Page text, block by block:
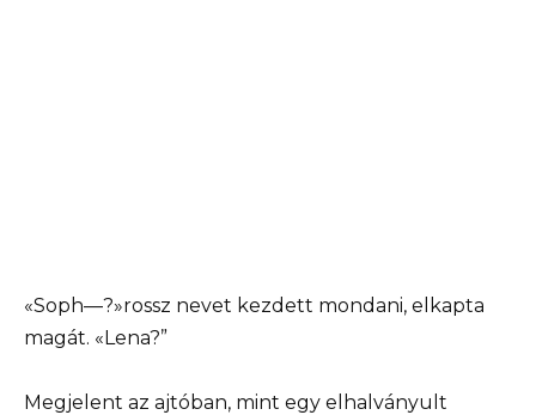
«Soph—?»rossz nevet kezdett mondani, elkapta
magát. «Lena?”
Megjelent az ajtóban, mint egy elhalványult